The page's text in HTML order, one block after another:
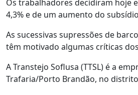
Os trabalhadores decidiram hoje
4,3% e de um aumento do
As sucessivas supressões de
têm motivado algumas críticas
A Transtejo Soflusa (TTSL) é a
Trafaria/Porto Brandão, no